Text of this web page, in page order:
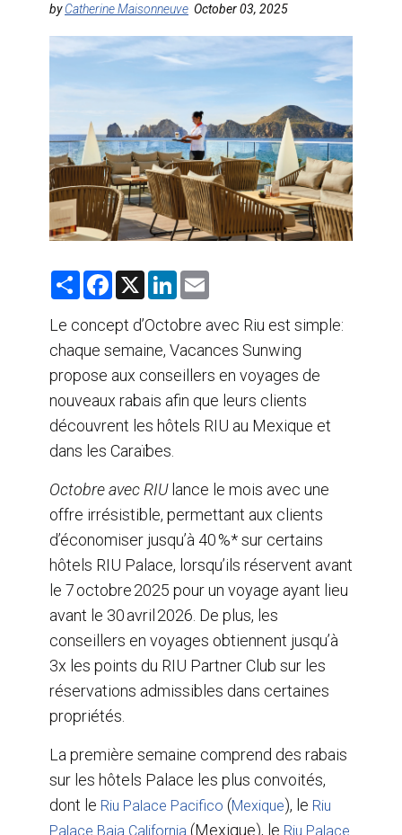
AGENTS DE VOYAGE
FORMATION & RESSOURCES
byCatherine Maisonneuve October 03, 2025
S
r
e
F
e
b
o
k
X
L
k
e
d
n
i
l
Le concept d’Octobre avec Riu est simple:
chaque semaine, Vacances Sunwing
propose aux conseillers en voyages de
nouveaux rabais afin que leurs clients
découvrent les hôtels RIU au Mexique et
dans les Caraïbes.
Octobre avec RIUlance le mois avec une
offre irrésistible, permettant aux clients
d’économiser jusqu’à 40 %* sur certains
hôtels RIU Palace, lorsqu’ils réservent avant
le 7 octobre 2025 pour un voyage ayant lieu
avant le 30 avril 2026. De plus, les
conseillers en voyages obtiennent jusqu’à
3x les points du RIU Partner Club sur les
réservations admissibles dans certaines
propriétés.
La première semaine comprend des rabais
sur les hôtels Palace les plus convoités,
dont le Riu Palace Pacifico (Mexique), le Riu
Palace Baja California (Mexique), le Riu Palace